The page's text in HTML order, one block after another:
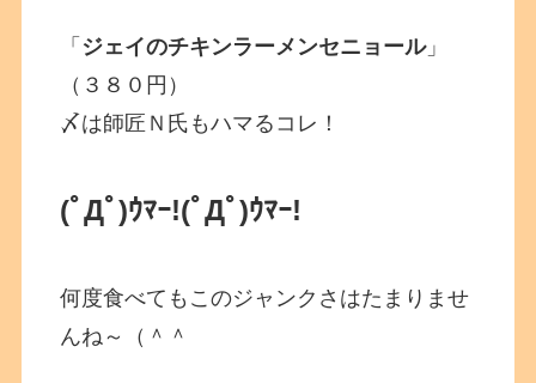
「 ジェイのチキンラーメンセニョール」
（３８０円）
〆は師匠Ｎ氏もハマるコレ！
(ﾟДﾟ)ｳﾏｰ!(ﾟДﾟ)ｳﾏｰ!
何度食べてもこのジャンクさはたまりませ
んね～（＾＾